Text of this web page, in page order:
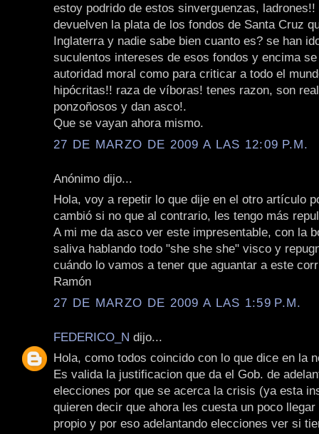
estoy podrido de estos sinverguenzas, ladrones!!
devuelven la plata de los fondos de Santa Cruz
Inglaterra y nadie sabe bien cuanto es? se han
suculentos intereses de esos fondos y encima
autoridad moral como para criticar a todo el
hipócritas!! raza de víboras! tenes razon, son
ponzoñosos y dan asco!.
Que se vayan ahora mismo.
27 DE MARZO DE 2009 A LAS 12:09 P.M.
Anónimo dijo...
Hola, voy a repetir lo que dije en el otro artículo
cambió si no que al contrario, les tengo más
A mi me da asco ver este impresentable, con la
saliva hablando todo "she she she" visco y
cuándo lo vamos a tener que aguantar a este
Ramón
27 DE MARZO DE 2009 A LAS 1:59 P.M.
FEDERICO_N dijo...
Hola, como todos coincido con lo que dice en la
Es valida la justificacion que da el Gob. de
elecciones por que se acerca la crisis (ya esta
quieren decir que ahora les cuesta un poco llegar
propio y por eso adelantando elecciones ver si